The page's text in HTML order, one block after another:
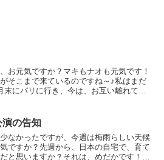
お元気ですか？マキもナオも元気です！
そこまで来ているのですね～♪私はまだ
にパリに行き、今は、お互い離れて練
演の告知
なかったですが、今週は梅雨らしい天候
ですか？先週から、日本の自宅で、育て
と思いますか？それは、めだかです！伯